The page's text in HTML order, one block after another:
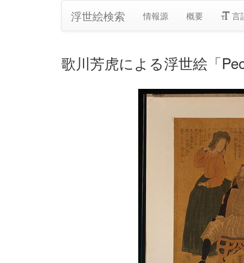
浮世絵検索 情報源 概要 言
歌川芳虎による浮世絵「